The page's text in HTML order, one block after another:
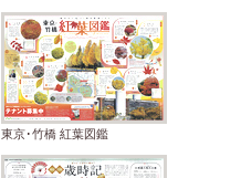
東京･竹橋 紅葉図鑑